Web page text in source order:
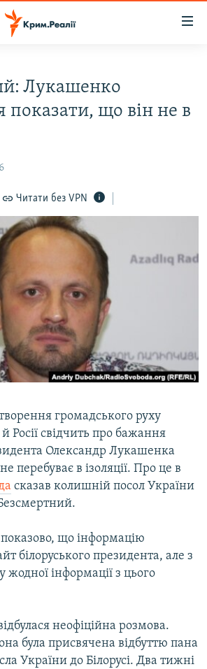
КРИМУ
Лукашенко
показати, що він не в
Читати без VPN
громадського руху
й Росії свідчить про бажання
Олександр Лукашенка
перебуває в ізоляції. Про це в
сказав колишній посол України
що інформацію
білоруського президента, але з
жодної інформації з цього
неофіційна розмова.
була присвячена відбуттю пана
України до Білорусі. Два тижні